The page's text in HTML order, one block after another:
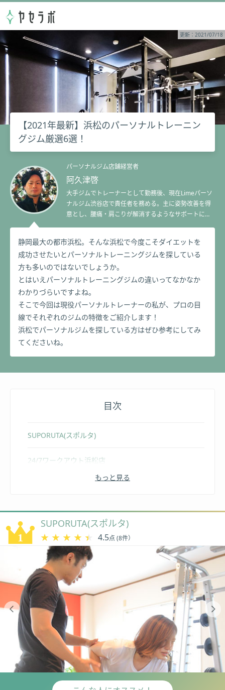
更新：2021/07/18
【2021年最新】浜松のパーソナルトレーニン
グジム厳選6選！
パーソナルジム店舗経営者
阿久津啓
大手ジムでトレーナーとして勤務後、現在Limeパーソ
ナルジム渋谷店で責任者を務める。主に姿勢改善を得
意とし、腰痛・肩こりが解消するようなサポートに定
校認定書を取得した確かな知識で一人一人に効果的な
トレーニング＆施術を行うトレーナー。
静岡最大の都市浜松。そんな浜松で今度こそダイエットを
成功させたいとパーソナルトレーニングジムを探している
方も多いのではないでしょうか。
とはいえパーソナルトレーニングジムの違いってなかなか
わかりづらいですよね。
そこで今回は現役パーソナルトレーナーの私が、プロの目
線でそれぞれのジムの特徴をご紹介します！
浜松でパーソナルジムを探している方はぜひ参考にしてみ
てくださいね。
目次
SUPORUTA(スポルタ)
24/7ワークアウト浜松店
RIZAP(ライザップ)浜松店
DAYM(ダイム)
SYMBIOSIS(シンビオシス)
もっと見る
SUPORUTA(スポルタ)
★★★★★
★★★★★ 4.5点 (8件）